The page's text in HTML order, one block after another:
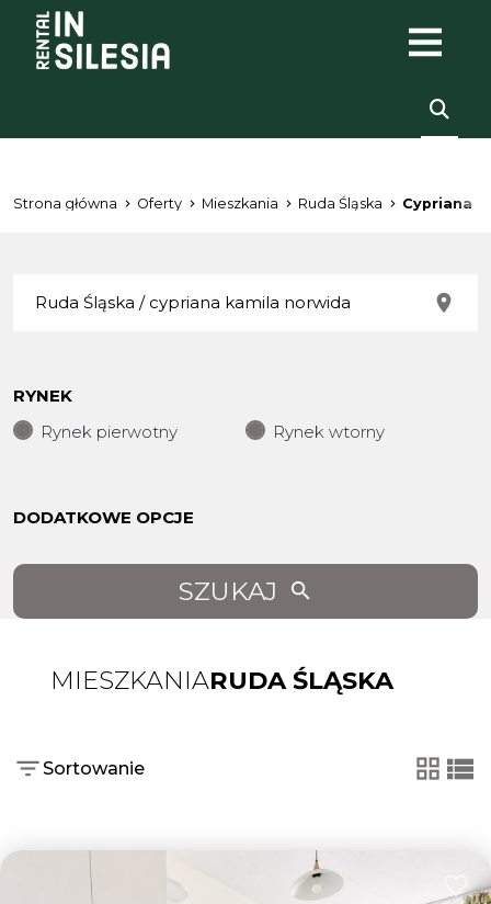
Strona główna Oferty Mieszkania Ruda Śląska Cypriana
RYNEK
Rynek pierwotny
Rynek wtorny
DODATKOWE OPCJE
SZUKAJ
MIESZKANIARUDA ŚLĄSKA
Sortowanie
tabela